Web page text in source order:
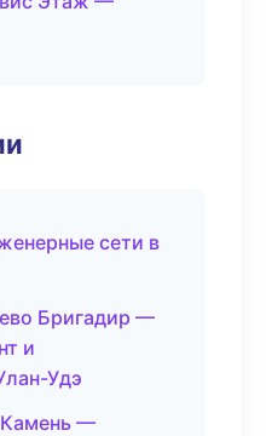
сети в
Бригадир —
и
Удэ
—